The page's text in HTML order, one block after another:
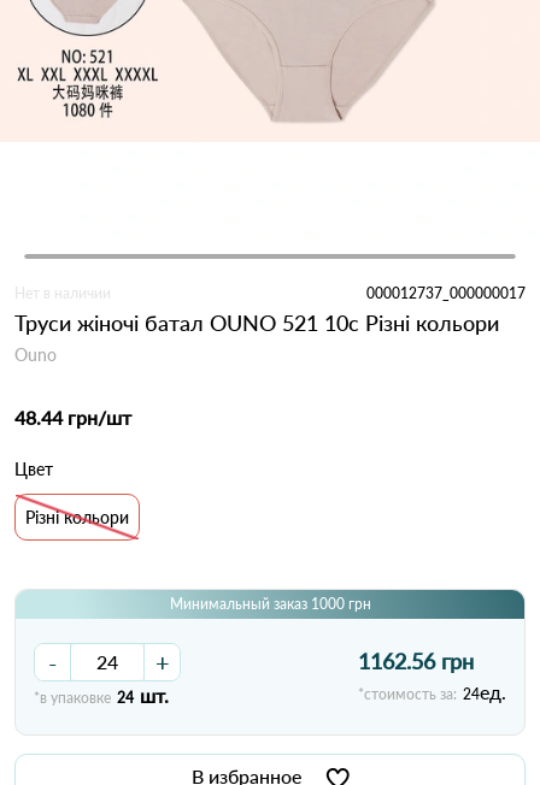
Нет в наличии 000012737_000000017
Труси жіночі батал OUNO 521 10с Різні кольори
Ouno
48.44 грн/шт
Цвет
Різні кольори
Минимальный заказ 1000 грн
- +
*в упаковке 24 шт.
1162.56 грн
*стоимость за: 24ед.
В избранное